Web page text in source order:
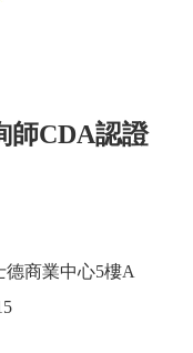
師CDA認證
德商業中心5樓A